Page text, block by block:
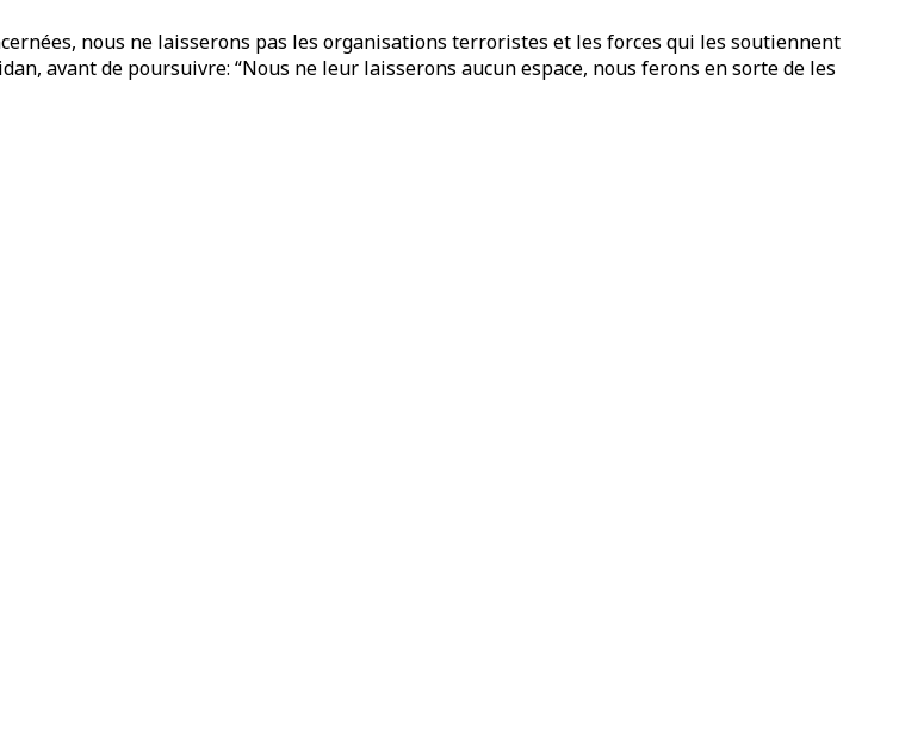
nous ne laisserons pas les organisations terroristes et les forces qui les soutiennent
avant de poursuivre: “Nous ne leur laisserons aucun espace, nous ferons en sorte de les